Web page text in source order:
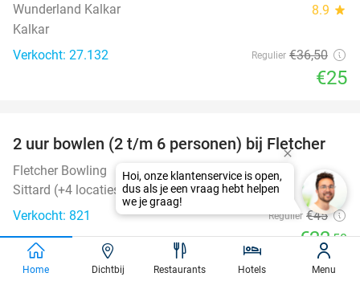
Wunderland Kalkar 8.9 star
Kalkar
Verkocht: 27.132
Regulier €36,50
€25
50%
2 uur bowlen (2 t/m 6 personen) bij Fletcher
Fletcher Bowling
Sittard (+4 locaties)
Verkocht: 821
Regulier €45
€22,50
Home Dichtbij Restaurants Hotels Menu